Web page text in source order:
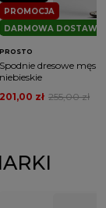
PROMOCJA
DARMOWA DOSTAWA
PROSTO
Spodnie dresowe
niebieskie
255,00 zł
201,00 zł